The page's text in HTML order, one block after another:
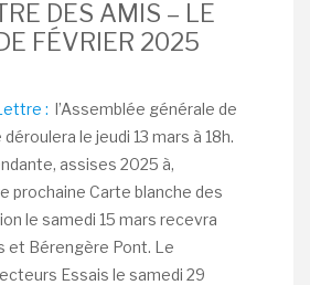
DES AMIS – LE
FÉVRIER 2025
: l’Assemblée générale de
le jeudi 13 mars à 18h.
assises 2025 à,
prochaine Carte blanche des
le samedi 15 mars recevra
et Bérengère Pont. Le
Essais le samedi 29